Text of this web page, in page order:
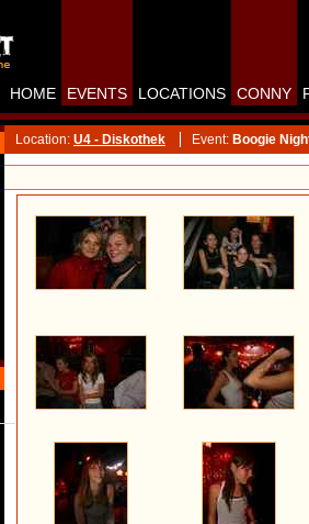
HOME EVENTS LOCATIONS CONNY
Location: U4 - Diskothek Event: Boogie